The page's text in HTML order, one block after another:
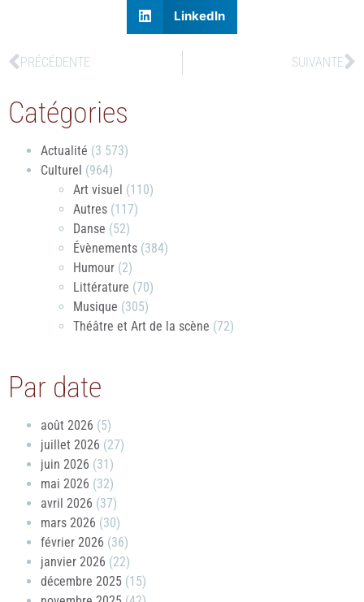
LinkedIn
PRÉCÉDENTE SUIVANTE
Catégories
Actualité (3 573)
Culturel (964)
Art visuel (110)
Autres (117)
Danse (52)
Évènements (384)
Humour (2)
Littérature (70)
Musique (305)
Théâtre et Art de la scène (72)
Par date
août 2026 (5)
juillet 2026 (27)
juin 2026 (31)
mai 2026 (32)
avril 2026 (37)
mars 2026 (30)
février 2026 (36)
janvier 2026 (22)
décembre 2025 (15)